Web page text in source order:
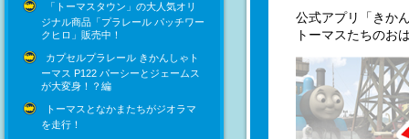
「トーマスタウン」の大人気オリ
ジナル商品「プラレール パッチワー
クヒロ」販売中！
カプセルプラレール きかんしゃト
ーマス P122 パーシーとジェームス
が大変身！？編
トーマスとなかまたちがジオラマ
を走行！
公式アプリ「きか
トーマスたちのお